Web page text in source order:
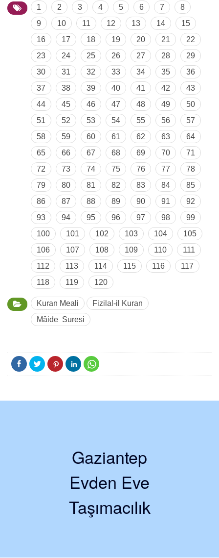
1 2 3 4 5 6 7
8
9
10 11 12 13 14
15
16
17 18 19 20 21
22
23
24 25 26 27 28
29
30
31 32 33 34 35
36
37
38 39 40 41 42
43
44
45 46 47 48 49
50
51
52 53 54 55 56
57
58
59 60 61 62 63
64
65
66 67 68 69 70
71
72
73 74 75 76 77
78
79
80 81 82 83 84
85
86
87 88 89 90 91
92
93
94 95 96 97 98
99
100
101 102 103 104
105
106
107 108 109 110
111
112
113 114 115 116
117
118
119 120
Kuran Meali
Fizilal-il Kuran
Mâide Suresi
Gaziantep
Evden Eve
Taşımacılık